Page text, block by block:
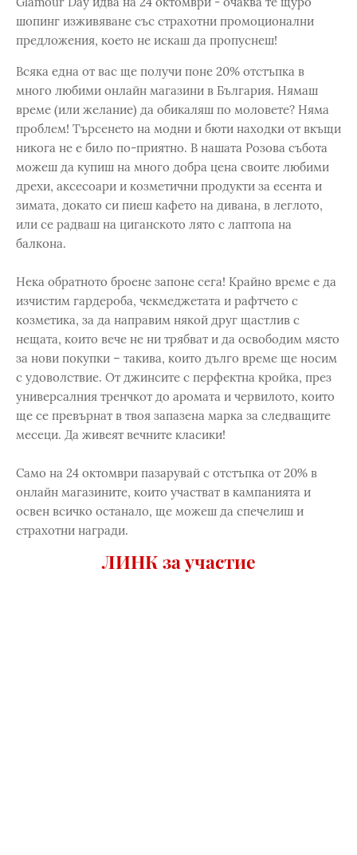
шопинг изживяване със страхотни промоционални
предложения, което не искаш да пропуснеш!
Всяка една от вас ще получи поне 20% отстъпка в
много любими онлайн магазини в България. Нямаш
време (или желание) да обикаляш по моловете? Няма
проблем! Търсенето на модни и бюти находки от вкъщи
никога не е било по-приятно. В нашата Розова събота
можеш да купиш на много добра цена своите любими
дрехи, аксесоари и козметични продукти за есента и
зимата, докато си пиеш кафето на дивана, в леглото,
или се радваш на циганското лято с лаптопа на
балкона.
Нека обратното броене запоне сега! Крайно време е да
изчистим гардероба, чекмеджетата и рафтчето с
козметика, за да направим някой друг щастлив с
нещата, които вече не ни трябват и да освободим място
за нови покупки – такива, които дълго време ще носим
с удоволствие. От джинсите с перфектна кройка, през
универсалния тренчкот до аромата и червилото, които
ще се превърнат в твоя запазена марка за следващите
месеци. Да живеят вечните класики!
Само на 24 октомври пазарувай с отстъпка от 20% в
онлайн магазините, които участват в кампанията и
освен всичко останало, ще можеш да спечелиш и
страхотни награди.
ЛИНК за участие